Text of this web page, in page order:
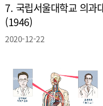
7. 국립서울대학교 의과
(1946)
2020-12-22